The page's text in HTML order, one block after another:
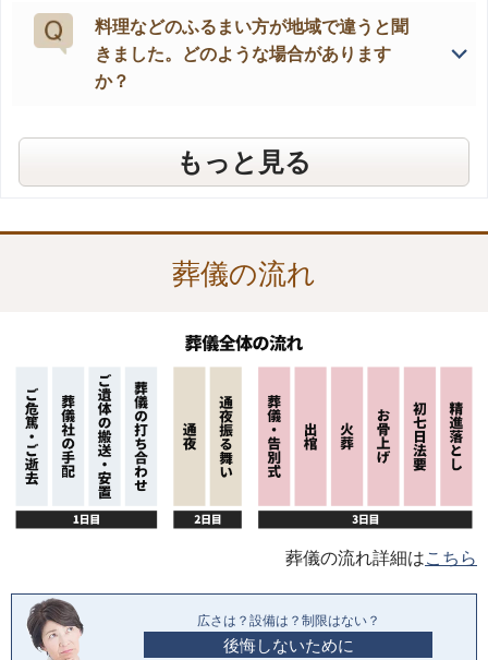
料理などのふるまい方が地域で違うと聞
きました。どのような場合があります
か？
葬儀費用の注意点は、どんな所ですか？
もしもの時、すぐに必要なものは何です
深夜・早朝でも対応してくれますか？
葬儀に参加する人数の予想の仕方はあり
葬儀式場は、どこにすればよいでしょう
家族葬を行う際に注意することはありま
葬儀の後のことも相談できますか？
“葬祭ディレクター”とは、どのような人
でしょうか？もっと見る
葬儀の流れ
葬儀の流れ詳細はこちら
広さは？設備は？制限はない？
後悔しないために